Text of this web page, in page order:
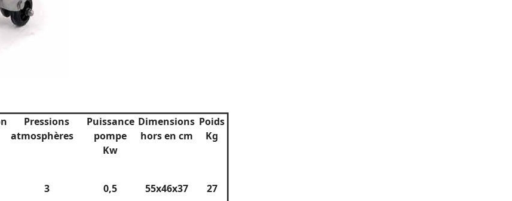
Pressions
atmosphères
Puissance
pompe
Kw
Dimensions
hors en cm
Poids
Kg
3 0,5 55x46x37 27